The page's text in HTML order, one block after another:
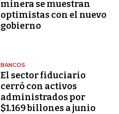
minera se muestran
optimistas con el nuevo
gobierno
BANCOS
El sector fiduciario
cerró con activos
administrados por
$1.169 billones a junio